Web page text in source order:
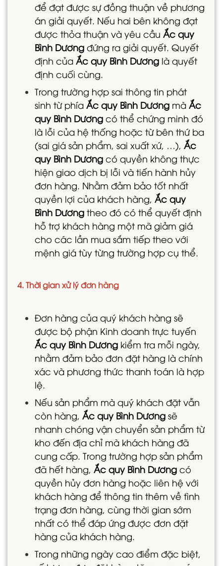
để đạt được sự đồng thuận về phương
án giải quyết. Nếu hai bên không đạt
được thỏa thuận và yêu cầu Ắc quy
Bình Dương đứng ra giải quyết. Quyết
định của Ắc quy Bình Dương là quyết
định cuối cùng.
Trong trường hợp sai thông tin phát
sinh từ phía Ắc quy Bình Dương mà Ắc
quy Bình Dương có thể chứng minh đó
là lỗi của hệ thống hoặc từ bên thứ ba
(sai giá sản phẩm, sai xuất xứ, …), Ắc
quy Bình Dương có quyền không thực
hiện giao dịch bị lỗi và tiến hành hủy
đơn hàng. Nhằm đảm bảo tốt nhất
quyền lợi của khách hàng, Ắc quy
Bình Dương theo đó có thể quyết định
hỗ trợ khách hàng một mã giảm giá
cho các lần mua sắm tiếp theo với
mệnh giá tùy từng trường hợp cụ thể.
4. Thời gian xử lý đơn hàng
Đơn hàng của quý khách hàng sẽ
được bộ phận Kinh doanh trực tuyến
Ắc quy Bình Dương kiểm tra mỗi ngày,
nhằm đảm bảo đơn đặt hàng là chính
xác và phương thức thanh toán là hợp
lệ.
Nếu sản phẩm mà quý khách đặt vẫn
còn hàng, Ắc quy Bình Dương sẽ
nhanh chóng vận chuyển sản phẩm từ
kho đến địa chỉ mà khách hàng đã
cung cấp. Trong trường hợp sản phẩm
đã hết hàng, Ắc quy Bình Dương có
quyền hủy đơn hàng hoặc liên hệ với
khách hàng để thông tin thêm về tình
trạng đơn hàng, cùng thời gian sớm
nhất có thể đáp ứng được đơn đặt
hàng của khách hàng.
Trong những ngày cao điểm đặc biệt,